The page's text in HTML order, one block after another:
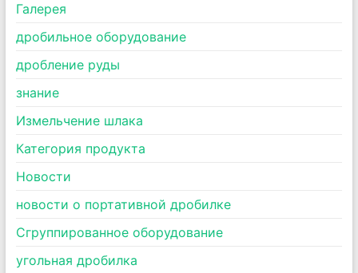
Галерея
дробильное оборудование
дробление руды
знание
Измельчение шлака
Категория продукта
Новости
новости о портативной дробилке
Сгруппированное оборудование
угольная дробилка